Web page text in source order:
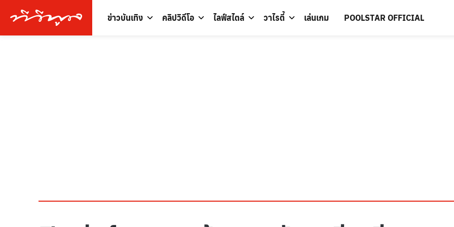
ข่าวบันเทิง คลิปวิดีโอ ไลฟ์สไตล์ วาไรตี้ เล่นเกม POOLSTAR OFFICIAL